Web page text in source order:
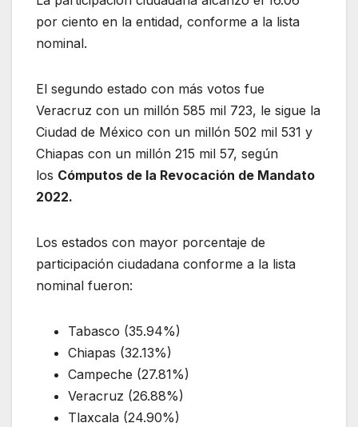
por ciento en la entidad, conforme a la lista
nominal.
El segundo estado con más votos fue
Veracruz con un millón 585 mil 723, le sigue la
Ciudad de México con un millón 502 mil 531 y
Chiapas con un millón 215 mil 57, según
los Cómputos de la Revocación de Mandato
2022.
Los estados con mayor porcentaje de
participación ciudadana conforme a la lista
nominal fueron:
Tabasco (35.94%)
Chiapas (32.13%)
Campeche (27.81%)
Veracruz (26.88%)
Tlaxcala (24.90%)